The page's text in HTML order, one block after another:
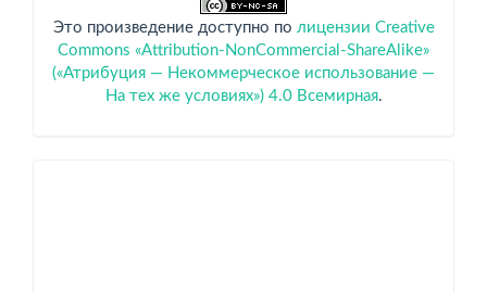
Это произведение доступно по лицензии Creative
Commons «Attribution-NonCommercial-ShareAlike»
(«Атрибуция — Некоммерческое использование —
На тех же условиях») 4.0 Всемирная.